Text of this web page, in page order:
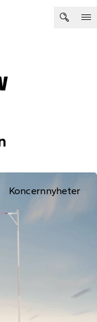
Koncernnyheter